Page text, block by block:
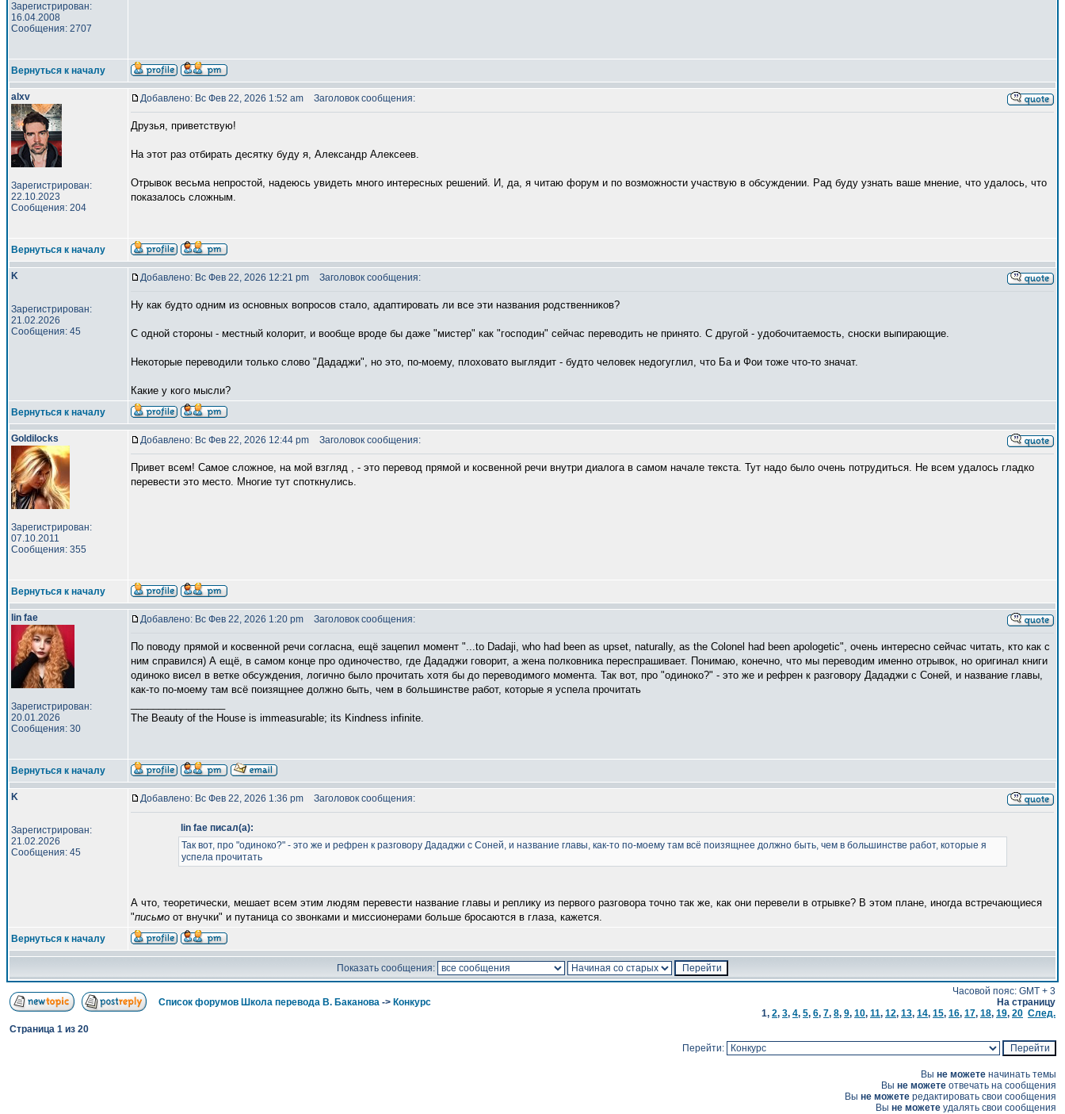
Зарегистрирован:
16.04.2008
Сообщения: 2707
Вернуться к началу
alxv
Зарегистрирован:
22.10.2023
Сообщения: 204
Добавлено: Вс Фев 22, 2026 1:52 am Заголовок сообщения:
Друзья, приветствую!
На этот раз отбирать десятку буду я, Александр Алексеев.
Отрывок весьма непростой, надеюсь увидеть много интересных решений. И, да, я читаю форум и по возможности участвую в обсуждении. Рад буду узнать ваше мнение, что удалось, что
показалось сложным.
Вернуться к началу
K
Зарегистрирован:
21.02.2026
Сообщения: 45
Добавлено: Вс Фев 22, 2026 12:21 pm Заголовок сообщения:
Ну как будто одним из основных вопросов стало, адаптировать ли все эти названия родственников?
С одной стороны - местный колорит, и вообще вроде бы даже "мистер" как "господин" сейчас переводить не принято. С другой - удобочитаемость, сноски выпирающие.
Некоторые переводили только слово "Дададжи", но это, по-моему, плоховато выглядит - будто человек недогуглил, что Ба и Фои тоже что-то значат.
Какие у кого мысли?
Вернуться к началу
Goldilocks
Зарегистрирован:
07.10.2011
Сообщения: 355
Добавлено: Вс Фев 22, 2026 12:44 pm Заголовок сообщения:
Привет всем! Самое сложное, на мой взгляд , - это перевод прямой и косвенной речи внутри диалога в самом начале текста. Тут надо было очень потрудиться. Не всем удалось гладко
перевести это место. Многие тут споткнулись.
Вернуться к началу
lin fae
Зарегистрирован:
20.01.2026
Сообщения: 30
Добавлено: Вс Фев 22, 2026 1:20 pm Заголовок сообщения:
По поводу прямой и косвенной речи согласна, ещё зацепил момент "...to Dadaji, who had been as upset, naturally, as the Colonel had been apologetic", очень интересно сейчас читать, кто как с
ним справился) А ещё, в самом конце про одиночество, где Дададжи говорит, а жена полковника переспрашивает. Понимаю, конечно, что мы переводим именно отрывок, но оригинал книги
одиноко висел в ветке обсуждения, логично было прочитать хотя бы до переводимого момента. Так вот, про "одиноко?" - это же и рефрен к разговору Дададжи с Соней, и название главы,
как-то по-моему там всё поизящнее должно быть, чем в большинстве работ, которые я успела прочитать
The Beauty of the House is immeasurable; its Kindness infinite.
Вернуться к началу
K
Зарегистрирован:
21.02.2026
Сообщения: 45
Добавлено: Вс Фев 22, 2026 1:36 pm Заголовок сообщения:
lin fae писал(а):
Так вот, про "одиноко?" - это же и рефрен к разговору Дададжи с Соней, и название главы, как-то по-моему там всё поизящнее должно быть, чем в большинстве работ, которые я
успела прочитать
А что, теоретически, мешает всем этим людям перевести название главы и реплику из первого разговора точно так же, как они перевели в отрывке? В этом плане, иногда встречающиеся
"письмо от внучки" и путаница со звонками и миссионерами больше бросаются в глаза, кажется.
Вернуться к началу
Показать сообщения:
Список форумов Школа перевода В. Баканова -> Конкурс
Часовой пояс: GMT + 3
На страницу
1, 2, 3, 4, 5, 6, 7, 8, 9, 10, 11, 12, 13, 14, 15, 16, 17, 18, 19, 20 След.
Страница 1 из 20
Перейти:
Вы не можете начинать темы
Вы не можете отвечать на сообщения
Вы не можете редактировать свои сообщения
Вы не можете удалять свои сообщения